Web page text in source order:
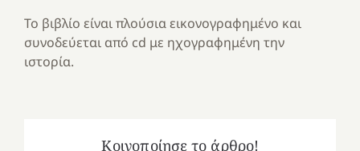
Το βιβλίο είναι πλούσια εικονογραφημένο και
συνοδεύεται από cd με ηχογραφημένη την
ιστορία.
Κοινοποίησε το άρθρο!